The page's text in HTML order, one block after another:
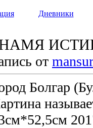
Дневники
от
Болгар